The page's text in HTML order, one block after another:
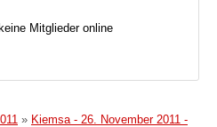
Mitglieder online
» Kiemsa - 26. November 2011 -